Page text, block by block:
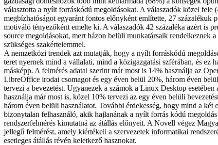
választotta a nyílt forráskódú megoldásokat. A válaszadók közel fele
megbízhatóságot egyaránt fontos előnyként említette, 27 százalékuk
motiváló tényezőként emelte ki. A válaszadók 42 százaléka azért is
source megoldásokat, mert házon belüli munkatársaik rendelkeznek a
szükséges szakértelemmel.
A nemzetközi trendek azt mutatják, hogy a nyílt forráskódú
teret nyernek mind a vállalati, mind a közigazgatási szférában, és ez
másképp. A felmérés adatai szerint már most is 14% használja az
LibreOffice irodai csomagot és egy éven belül 20%, három éven
tervezi a bevezetést. Ugyanezek a számok a Linux Desktop esetében
használja már most is, közel 10% tervezi az egy éven belüli
három éven belüli használatot. További érdekesség, hogy mind a két
bizonytalan felhasználó, akik hajlanának a nyílt forrás kódú megoldás
rendszerfelmérés kimutatná az átállás előnyeit. A Novell végez
jellegű felmérést, amely kiértékeli a szervezetek informatikai
esetleges átállás révén keletkező hasznokat.